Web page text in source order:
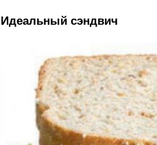
Идеальный cэндвич